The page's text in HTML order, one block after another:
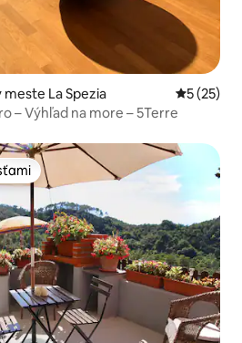
La Spezia
5 (25)
– Výhľad na more – 5Terre